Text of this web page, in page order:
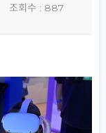
조회수 : 887